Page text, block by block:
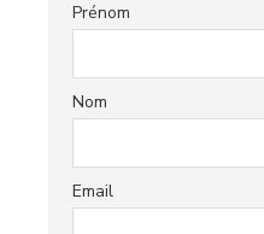
Prénom
Nom
Email